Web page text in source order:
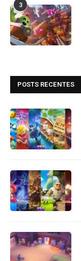
3
POSTS RECENTES